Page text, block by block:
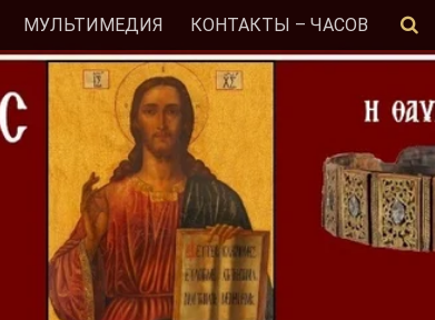
МУЛЬТИМЕДИЯ КОНТАКТЫ – ЧАСОВ